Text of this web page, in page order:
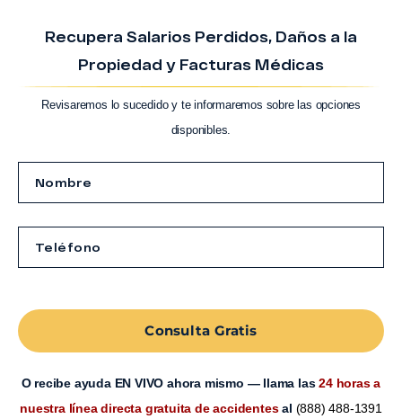
Recupera Salarios Perdidos, Daños a la
Propiedad y Facturas Médicas
Revisaremos lo sucedido y te informaremos sobre las opciones
disponibles.
Consulta Gratis
O recibe ayuda EN VIVO ahora mismo — llama las24 horas a
nuestra línea directa gratuita de accidentesal (888) 488-1391